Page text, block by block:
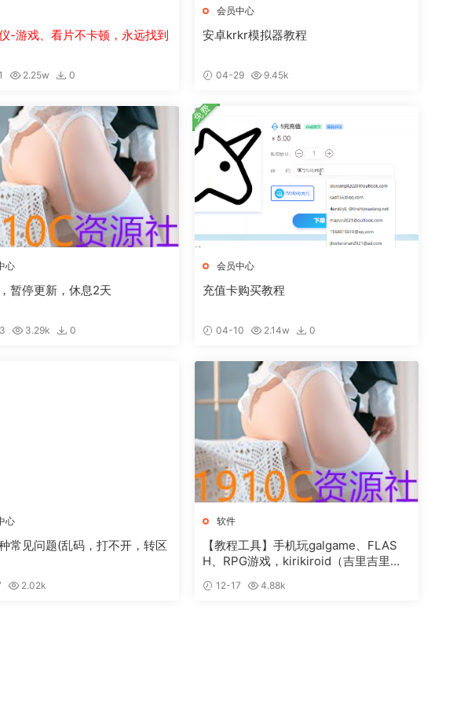
-游戏、看片不卡顿，永远找到
2.25w 0
会员中心
安卓krkr模拟器教程
04-29 9.45k
心
暂停更新，休息2天
3.29k 0
会员中心
充值卡购买教程
04-10 2.14w 0
免费
心
常见问题(乱码，打不开，转区
2.02k
软件
【教程工具】手机玩galgame、FLAS
H、RPG游戏，kirikiroid（吉里吉里）
12-17 4.88k